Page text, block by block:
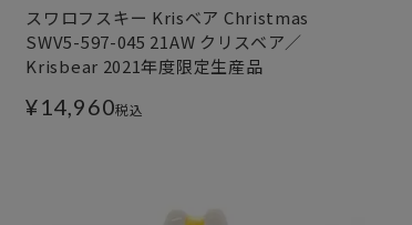
スワロフスキー Krisベア Christmas
SWV5-597-045 21AW クリスベア／
Krisbear 2021年度限定生産品
¥14,960税込